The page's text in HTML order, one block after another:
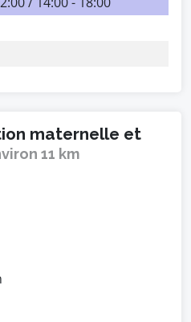
maternelle et
11 km